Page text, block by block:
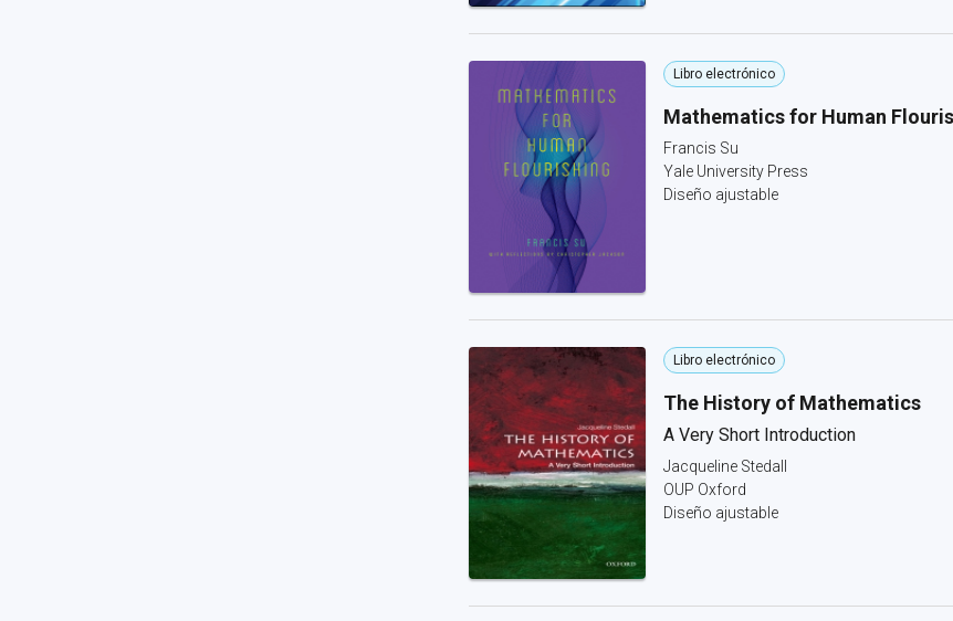
Libro electrónico
Mathematics for Human
Francis Su
Yale University Press
Diseño ajustable
Libro electrónico
The History of Mathematics
A Very Short Introduction
Jacqueline Stedall
OUP Oxford
Diseño ajustable